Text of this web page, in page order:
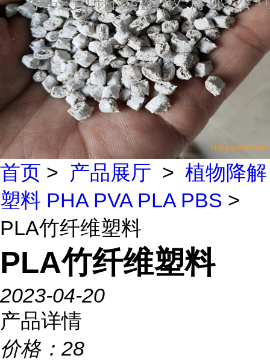
首页 > 产品展厅 > 植物降解
塑料 PHA PVA PLA PBS >
PLA竹纤维塑料
PLA竹纤维塑料
2023-04-20
产品详情
价格： 28